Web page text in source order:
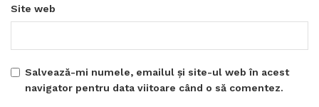
Site web
Salvează-mi numele, emailul și site-ul web în acest
navigator pentru data viitoare când o să comentez.